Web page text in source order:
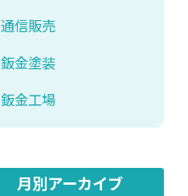
通信販売
鈑金塗装
鈑金工場
月別アーカイブ